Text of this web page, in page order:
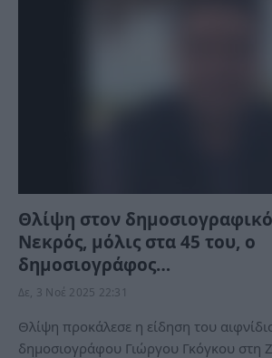
Θλίψη στον
Νεκρός, μόλις στα 45 του, ο
δημοσιογράφος…
Δε, 3 Νοέ 2025 22:31
Θλίψη προκάλεσε η είδηση του
δημοσιογράφου Γιώργου Γκόγκου στη